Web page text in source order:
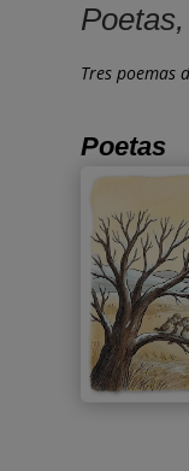
Tres poemas
Poetas